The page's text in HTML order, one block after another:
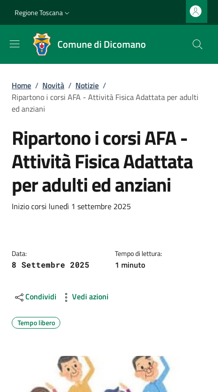
Slim top
Regione Toscana
Comune di Dicomano
Briciole di pane
Home / Novità / Notizie /
Ripartono i corsi AFA - Attività Fisica Adattata per adulti
ed anziani
Ripartono i corsi AFA -
Attività Fisica Adattata
per adulti ed anziani
Dettagli
Descrizione breve
Inizio corsi lunedì 1 settembre 2025
Data:
8 Settembre 2025
Tempo di lettura:
1 minuto
Condividi Vedi azioni
Tempo libero